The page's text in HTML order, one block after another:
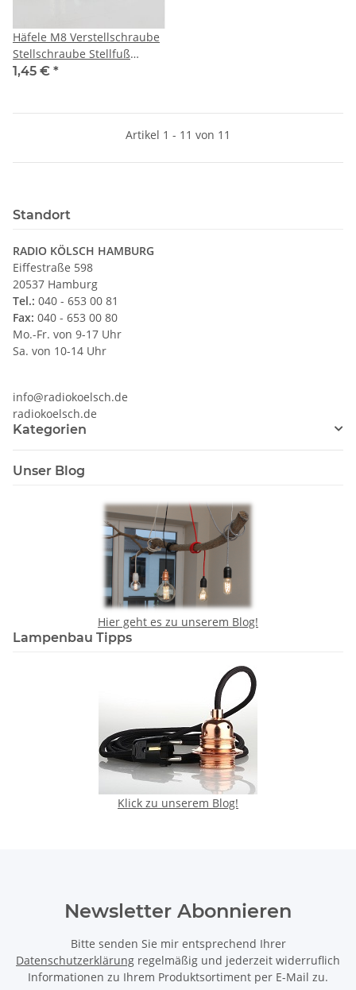
Häfele M8 Verstellschraube
Stellschraube Stellfuß
Möbelfuß mit Muffe
1,45 € *
Artikel 1 - 11 von 11
Standort
RADIO KÖLSCH HAMBURG
Eiffestraße 598
20537 Hamburg
Tel.: 040 - 653 00 81
Fax: 040 - 653 00 80
Mo.-Fr. von 9-17 Uhr
Sa. von 10-14 Uhr
info@radiokoelsch.de
radiokoelsch.de
Kategorien
Unser Blog
Hier geht es zu unserem Blog!
Lampenbau Tipps
Klick zu unserem Blog!
Newsletter Abonnieren
Bitte senden Sie mir entsprechend Ihrer
Datenschutzerklärung regelmäßig und jederzeit widerruflich
Informationen zu Ihrem Produktsortiment per E-Mail zu.